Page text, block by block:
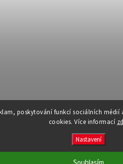
poskytování funkcí sociálních
cookies. Více informací
Nastavení